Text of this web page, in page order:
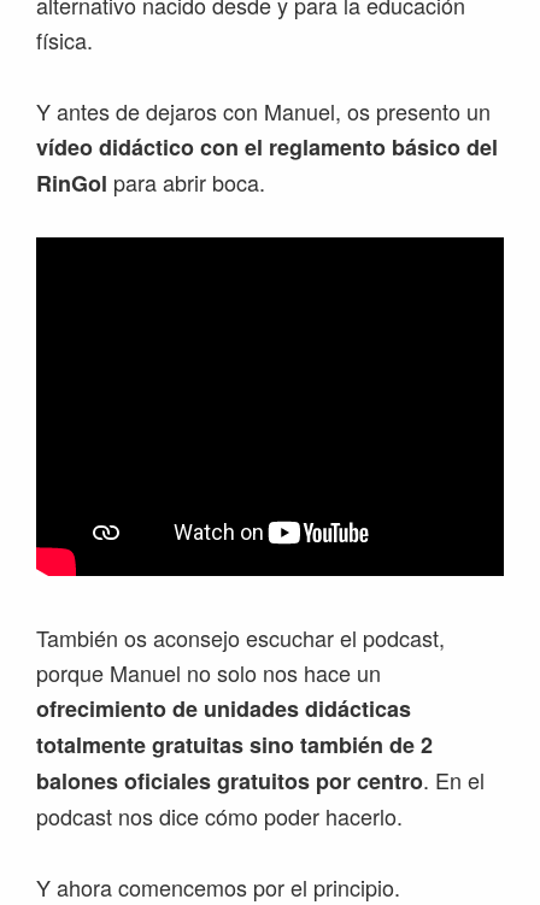
física.
Y antes de dejaros con Manuel, os presento un
vídeo didáctico con el reglamento básico del
RinGol para abrir boca.
También os aconsejo escuchar el podcast,
porque Manuel no solo nos hace un
ofrecimiento de unidades didácticas
totalmente gratuitas sino también de 2
balones oficiales gratuitos por centro. En el
podcast nos dice cómo poder hacerlo.
Y ahora comencemos por el principio.